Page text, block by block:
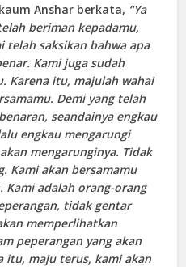
Anshar berkata, “Ya
beriman kepadamu,
telah saksikan bahwa apa
Kami juga sudah
Karena itu, majulah wahai
Demi yang telah
seandainya engkau
engkau mengarungi
mengarunginya. Tidak
Kami akan bersamamu
Kami adalah orang-orang
tidak gentar
memperlihatkan
peperangan yang akan
itu, maju terus, kami akan